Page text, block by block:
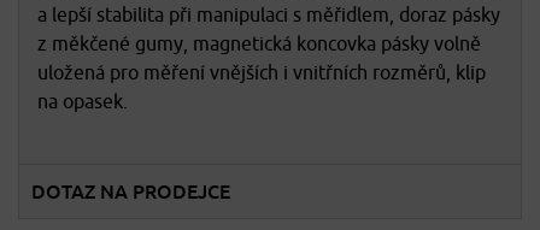
a lepší stabilita při manipulaci s měřidlem, doraz pásky
z měkčené gumy, magnetická koncovka pásky volně
uložená pro měření vnějších i vnitřních rozměrů, klip
na opasek.
DOTAZ NA PRODEJCE